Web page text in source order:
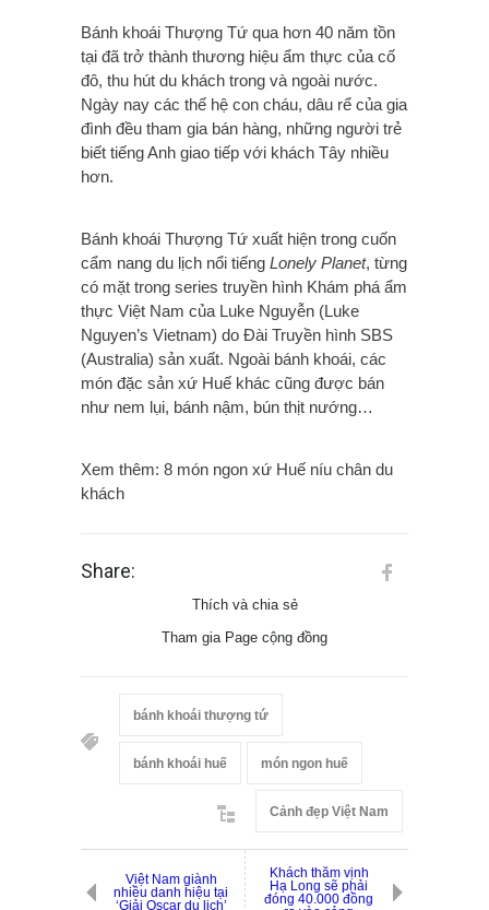
Bánh khoái Thượng Tứ qua hơn 40 năm tồn
tại đã trở thành thương hiệu ẩm thực của cố
đô, thu hút du khách trong và ngoài nước.
Ngày nay các thế hệ con cháu, dâu rể của gia
đình đều tham gia bán hàng, những người trẻ
biết tiếng Anh giao tiếp với khách Tây nhiều
hơn.
Bánh khoái Thượng Tứ xuất hiện trong cuốn
cẩm nang du lịch nổi tiếng Lonely Planet, từng
có mặt trong series truyền hình Khám phá ẩm
thực Việt Nam của Luke Nguyễn (Luke
Nguyen’s Vietnam) do Đài Truyền hình SBS
(Australia) sản xuất. Ngoài bánh khoái, các
món đặc sản xứ Huế khác cũng được bán
như nem lụi, bánh nậm, bún thịt nướng…
Xem thêm: 8 món ngon xứ Huế níu chân du
khách
Share:
Thích và chia sẻ
Tham gia Page cộng đồng
bánh khoái thượng tứ
bánh khoái huế món ngon huế
Cảnh đẹp Việt Nam
Việt Nam giành
nhiều danh hiệu tại
‘Giải Oscar du lịch’
Khách thăm vịnh
Hạ Long sẽ phải
đóng 40.000 đồng